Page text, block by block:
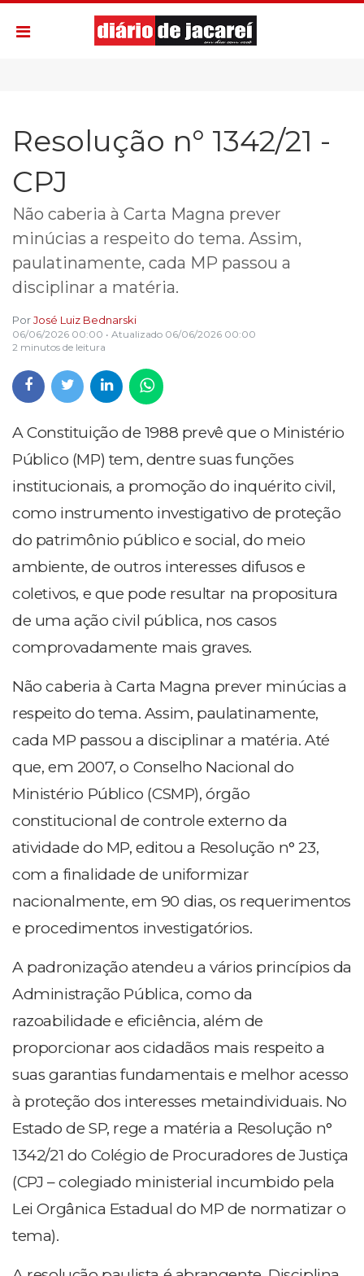
Resolução n° 1342/21 -
CPJ
Não caberia à Carta Magna prever
minúcias a respeito do tema. Assim,
paulatinamente, cada MP passou a
disciplinar a matéria.
PorJosé Luiz Bednarski
06/06/2026 00:00 • Atualizado 06/06/2026 00:00
2 minutos de leitura
A Constituição de 1988 prevê que o Ministério
Público (MP) tem, dentre suas funções
institucionais, a promoção do inquérito civil,
como instrumento investigativo de proteção
do patrimônio público e social, do meio
ambiente, de outros interesses difusos e
coletivos, e que pode resultar na propositura
de uma ação civil pública, nos casos
comprovadamente mais graves.
Não caberia à Carta Magna prever minúcias a
respeito do tema. Assim, paulatinamente,
cada MP passou a disciplinar a matéria. Até
que, em 2007, o Conselho Nacional do
Ministério Público (CSMP), órgão
constitucional de controle externo da
atividade do MP, editou a Resolução n° 23,
com a finalidade de uniformizar
nacionalmente, em 90 dias, os requerimentos
e procedimentos investigatórios.
A padronização atendeu a vários princípios da
Administração Pública, como da
razoabilidade e eficiência, além de
proporcionar aos cidadãos mais respeito a
suas garantias fundamentais e melhor acesso
à proteção dos interesses metaindividuais. No
Estado de SP, rege a matéria a Resolução n°
1342/21 do Colégio de Procuradores de Justiça
(CPJ – colegiado ministerial incumbido pela
Lei Orgânica Estadual do MP de normatizar o
tema).